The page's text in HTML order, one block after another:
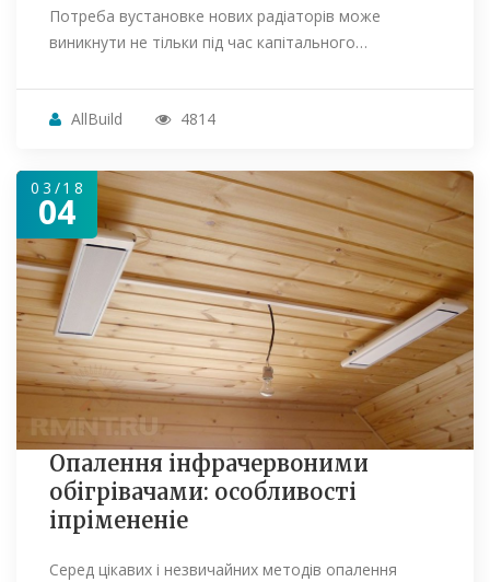
Потреба вустановке нових радіаторів може
виникнути не тільки під час капітального…
AllBuild 4814
03/18
04
Опалення інфрачервоними
обігрівачами: особливості
іпрімененіе
Серед цікавих і незвичайних методів опалення